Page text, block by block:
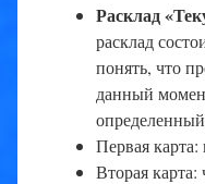
Расклад
расклад
понять, что
данный
Первая
Вторая карта: